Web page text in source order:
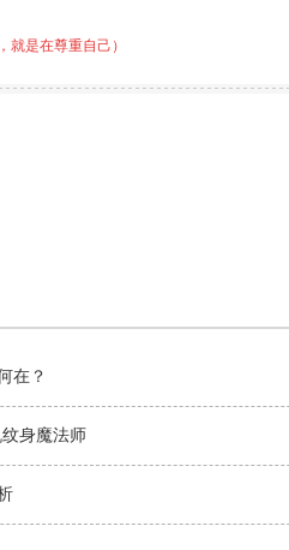
就是在尊重自己）
在？
身魔法师